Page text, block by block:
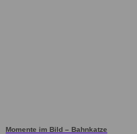
Momente im Bild – Bahnkatze